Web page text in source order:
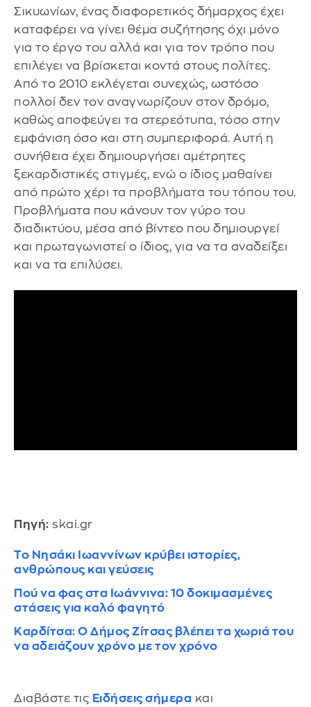
Σικυωνίων, ένας διαφορετικός δήμαρχος έχει
καταφέρει να γίνει θέμα συζήτησης όχι μόνο
για το έργο του αλλά και για τον τρόπο που
επιλέγει να βρίσκεται κοντά στους πολίτες.
Από το 2010 εκλέγεται συνεχώς, ωστόσο
πολλοί δεν τον αναγνωρίζουν στον δρόμο,
καθώς αποφεύγει τα στερεότυπα, τόσο στην
εμφάνιση όσο και στη συμπεριφορά. Αυτή η
συνήθεια έχει δημιουργήσει αμέτρητες
ξεκαρδιστικές στιγμές, ενώ ο ίδιος μαθαίνει
από πρώτο χέρι τα προβλήματα του τόπου του.
Προβλήματα που κάνουν τον γύρο του
διαδικτύου, μέσα από βίντεο που δημιουργεί
και πρωταγωνιστεί ο ίδιος, για να τα αναδείξει
και να τα επιλύσει.
Πηγή: skai.gr
Το Νησάκι Ιωαννίνων κρύβει ιστορίες,
ανθρώπους και γεύσεις
Πού να φας στα Ιωάννινα: 10 δοκιμασμένες
στάσεις για καλό φαγητό
Καρδίτσα: Ο Δήμος Ζίτσας βλέπει τα χωριά του
να αδειάζουν χρόνο με τον χρόνο
Διαβάστε τις Ειδήσεις σήμερα και